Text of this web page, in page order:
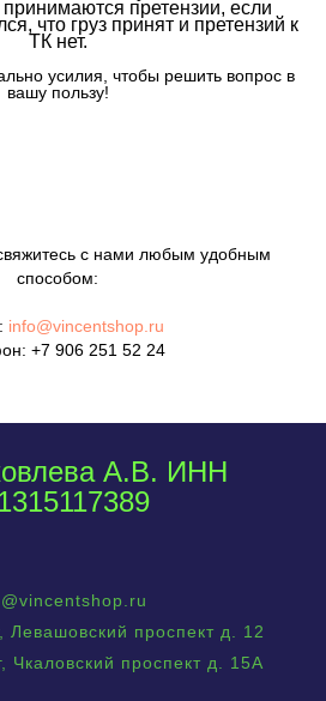
принимаются претензии, если
что груз принят и претензий к
ТК нет.
усилия, чтобы решить вопрос в
вашу пользу!
с нами любым удобным
способом:
info@vincentshop.ru
+7 906 251 52 24
А.В. ИНН
Левашовский проспект д. 12
Чкаловский проспект д. 15А